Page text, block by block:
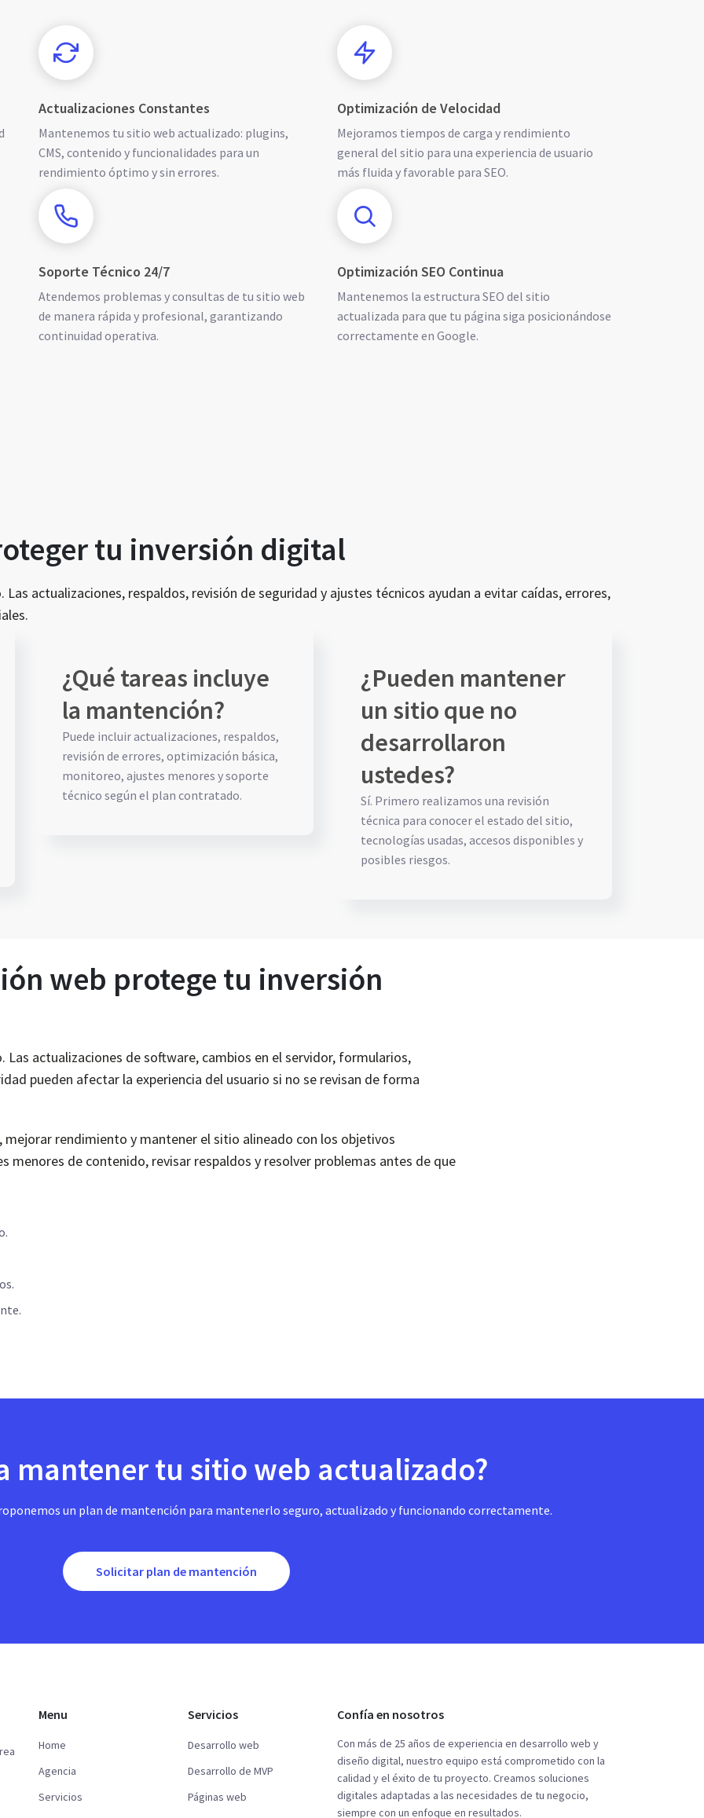
Actualizaciones Constantes
Mantenemos tu sitio web actualizado: plugins,
CMS, contenido y funcionalidades para un
rendimiento óptimo y sin errores.
Optimización de Velocidad
Mejoramos tiempos de carga y rendimiento
general del sitio para una experiencia de usuario
más fluida y favorable para SEO.
Soporte Técnico 24/7
Atendemos problemas y consultas de tu sitio web
de manera rápida y profesional, garantizando
continuidad operativa.
Optimización SEO Continua
Mantenemos la estructura SEO del sitio
actualizada para que tu página siga posicionándose
correctamente en Google.
tu inversión digital
actualizaciones, respaldos, revisión de seguridad y ajustes técnicos ayudan a evitar caídas, errores,
¿Qué tareas incluye
la mantención?
Puede incluir actualizaciones, respaldos,
revisión de errores, optimización básica,
monitoreo, ajustes menores y soporte
técnico según el plan contratado.
¿Pueden mantener
un sitio que no
desarrollaron
ustedes?
Sí. Primero realizamos una revisión
técnica para conocer el estado del sitio,
tecnologías usadas, accesos disponibles y
posibles riesgos.
web protege tu inversión
actualizaciones de software, cambios en el servidor, formularios,
pueden afectar la experiencia del usuario si no se revisan de forma
mejorar rendimiento y mantener el sitio alineado con los objetivos
menores de contenido, revisar respaldos y resolver problemas antes de que
mantener tu sitio web actualizado?
un plan de mantención para mantenerlo seguro, actualizado y funcionando correctamente.
Solicitar plan de mantención
Menu
Home
Agencia
Servicios
Servicios
Desarrollo web
Desarrollo de MVP
Páginas web
Confía en nosotros
Con más de 25 años de experiencia en desarrollo web y
diseño digital, nuestro equipo está comprometido con la
calidad y el éxito de tu proyecto. Creamos soluciones
digitales adaptadas a las necesidades de tu negocio,
siempre con un enfoque en resultados.